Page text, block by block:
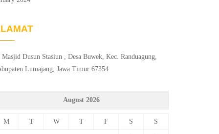
Masjid Dusun Stasiun , Desa Buwek, Kec. Randuagung,
Lumajang, Jawa Timur 67354
August 2026
M T W T F S S